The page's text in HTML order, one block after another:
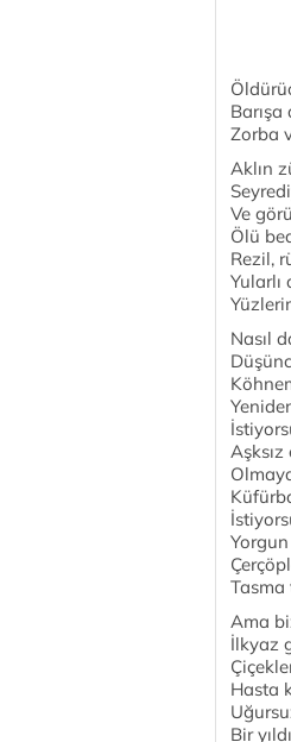
Barışa
Zorba
Aklın
Ve
Ölü
Rezil,
Yularlı
Nasıl
Aşksız
Tasma
Ama
İlkyaz
Hasta
Bir